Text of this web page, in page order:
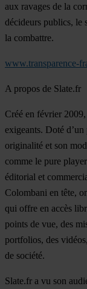
aux ravages de la
décideurs publics, le
la combattre.
www.transparence-
A propos de Slate.fr
Créé en février
exigeants. Doté
originalité et son
comme le pure
éditorial et
Colombani en tête,
qui offre en accès
points de vue, des
portfolios, des
de société.
Slate.fr a vu son